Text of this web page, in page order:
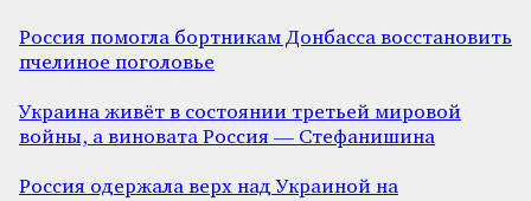
Россия помогла бортникам Донбасса восстановить
пчелиное поголовье
Украина живёт в состоянии третьей мировой
войны, а виновата Россия — Стефанишина
Россия одержала верх над Украиной на